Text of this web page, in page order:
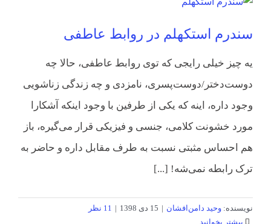
سندرم استکهلم در روابط عاطفی
یه چیز خیلی رایجی که توی روابط عاطفی، حالا چه
دوست‌دختر/دوست‌پسری، نامزدی و چه زندگی زناشویی
وجود داره، اینه که یکی از طرفین با وجود اینکه آشکارا
مورد خشونت کلامی، جنسی و فیزیکی قرار می‌گیره، باز
هم احساس مثبتی نسبت به طرف مقابل داره و حاضر به
ترک رابطه نمی‌شه! [...]
نویسنده: وحید دامن‌افشان | 15 دی 1398 | 11 نظر
بیشتر بخوانید